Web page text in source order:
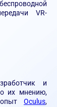
VR-
и
их мнению,
Oculus,